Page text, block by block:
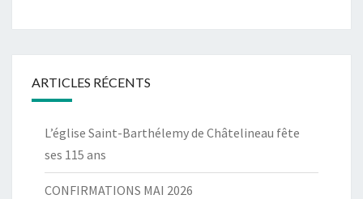
ARTICLES RÉCENTS
L’église Saint-Barthélemy de Châtelineau fête
ses 115 ans
CONFIRMATIONS MAI 2026